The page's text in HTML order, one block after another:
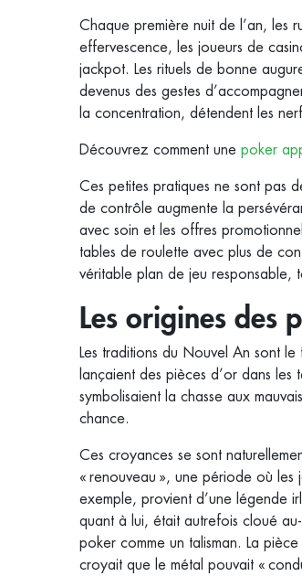
Chaque première nuit de l’an, les
effervescence, les joueurs de
jackpot. Les rituels de bonne
devenus des gestes
la concentration, détendent les
Découvrez comment une poker
Ces petites pratiques ne sont pas
de contrôle augmente la
avec soin et les offres
tables de roulette avec plus de
véritable plan de jeu responsable,
Les origines des
Les traditions du Nouvel An sont le
lançaient des pièces d’or dans
symbolisaient la chasse aux
chance.
Ces croyances se sont
« renouveau », une période où les
exemple, provient d’une légende
quant à lui, était autrefois cloué
poker comme un talisman. La
croyait que le métal pouvait «